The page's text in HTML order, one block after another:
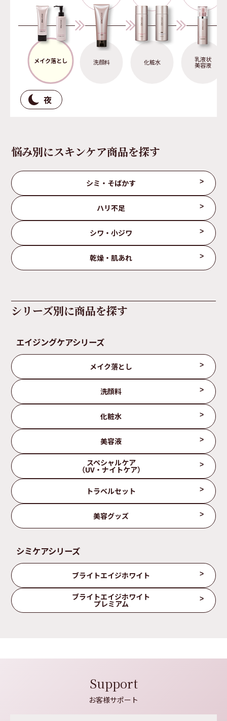
夜
メイク落とし 洗顔料 化粧水 乳液状
美容液
悩み別にスキンケア商品を探す
シミ・そばかす
ハリ不足
シワ・小ジワ
乾燥・肌あれ
シリーズ別に商品を探す
エイジングケアシリーズ
メイク落とし
洗顔料
化粧水
美容液
スペシャルケア
（UV・ナイトケア）
トラベルセット
美容グッズ
シミケアシリーズ
ブライトエイジホワイト
ブライトエイジホワイト
プレミアム
Support
お客様サポート